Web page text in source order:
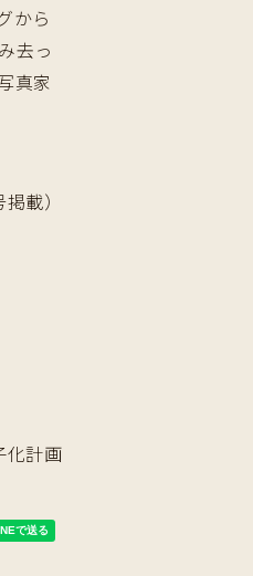
から
去っ
真家
載）
計画